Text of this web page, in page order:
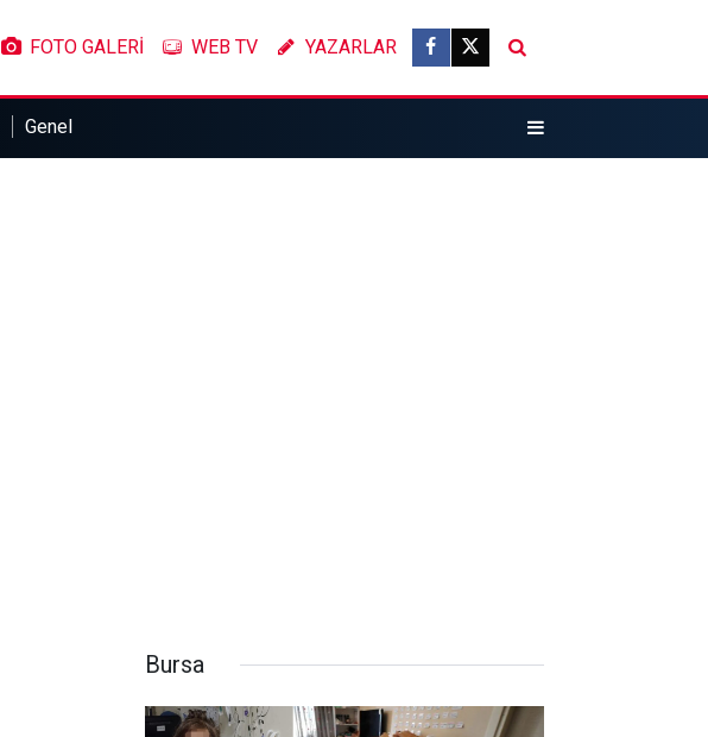
FOTO GALERİ WEB TV YAZARLAR
Genel
Bursa